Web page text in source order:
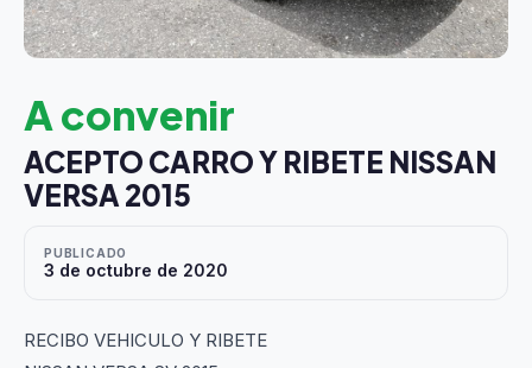
A convenir
ACEPTO CARRO Y RIBETE NISSAN
VERSA 2015
PUBLICADO
3 de octubre de 2020
RECIBO VEHICULO Y RIBETE